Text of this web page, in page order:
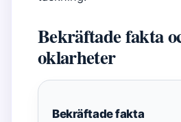
Bekräftade fakta
oklarheter
Bekräftade fakta